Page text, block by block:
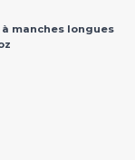
manches longues